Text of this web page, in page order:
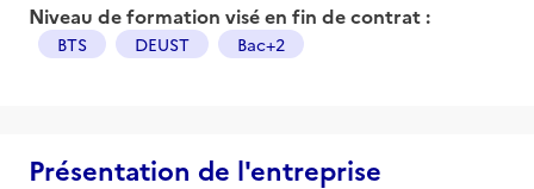
Niveau de formation visé en fin de contrat :
BTS DEUST Bac+2
Présentation de l'entreprise